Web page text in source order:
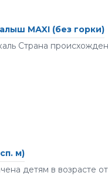
МАXI (без горки)
Страна
м)
детям в возрасте